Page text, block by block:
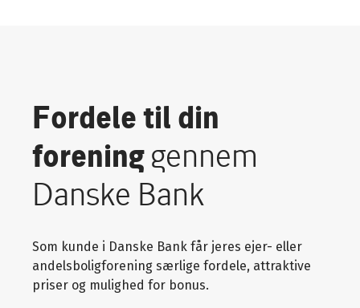
Fordele til din
foreninggennem
Danske Bank
Som kunde i Danske Bank får jeres ejer- eller
andelsboligforening særlige fordele, attraktive
priser og mulighed for bonus.